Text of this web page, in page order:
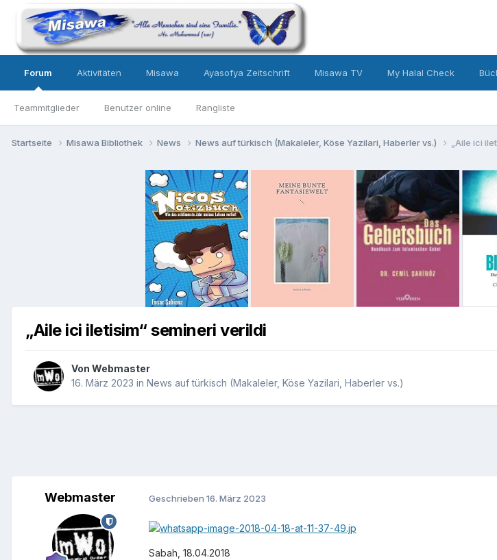
Forum
Teammitglieder Benutzer online Rangliste
Aktivitäten Misawa Ayasofya Zeitschrift Misawa TV My Halal Check
Startseite Misawa Bibliothek News News auf türkisch (Makaleler, Köse Yazilari, Haberler vs.) „Aile ici
„Aile ici iletisim“ semineri verildi
Von Webmaster
16. März 2023 in News auf türkisch (Makaleler, Köse Yazilari, Haberler vs.)
Webmaster Geschrieben 16. März 2023
Sabah, 18.04.2018